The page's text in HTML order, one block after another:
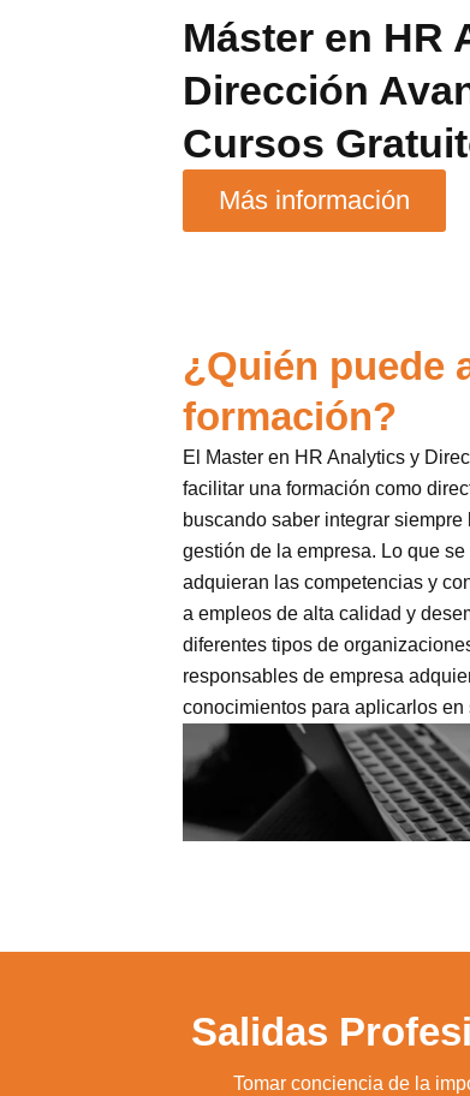
Máster en HR
Dirección
Cursos
Más información
¿Quién puede
formación?
El Master en HR Analytics y
facilitar una formación como
buscando saber integrar
gestión de la empresa. Lo que
adquieran las competencias y
a empleos de alta calidad y
diferentes tipos de
responsables de empresa
conocimientos para aplicarlos en
Salidas
Tomar conciencia de la